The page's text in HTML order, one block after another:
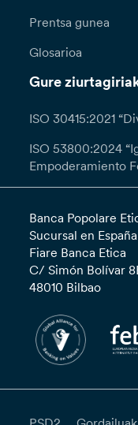
Prentsa gunea
Glosarioa
Gure
ISO 30415:2021
ISO 53800:2024
Empoderamiento
Banca Popolare
Sucursal en España
Fiare Banca Etica
C/ Simón Bolívar
48010 Bilbao